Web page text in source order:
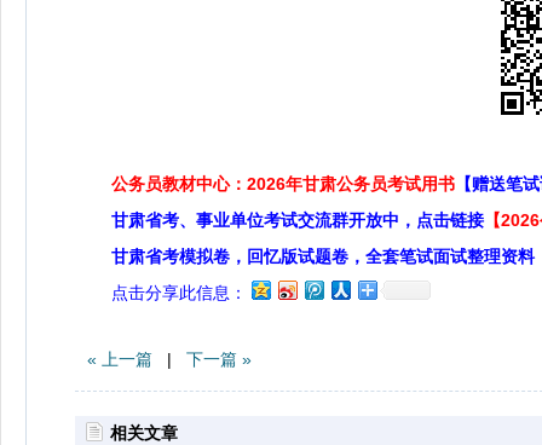
公务员教材中心：2026年甘肃公务员考试用书 【赠送笔
甘肃省考、事业单位考试交流群开放中，点击链接 【
甘肃省考模拟卷，回忆版试题卷，全套笔试面试整理资料
点击分享此信息：
« 上一篇 | 下一篇 »
相关文章